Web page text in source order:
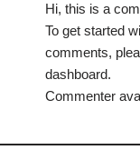
Hi, this is a
To get started
comments,
dashboard.
Commenter